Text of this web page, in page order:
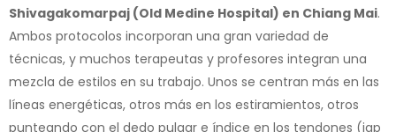
Shivagakomarpaj (Old Medine Hospital) en Chiang Mai.
Ambos protocolos incorporan una gran variedad de
técnicas, y muchos terapeutas y profesores integran una
mezcla de estilos en su trabajo. Unos se centran más en las
líneas energéticas, otros más en los estiramientos, otros
punteando con el dedo pulgar e índice en los tendones (jap